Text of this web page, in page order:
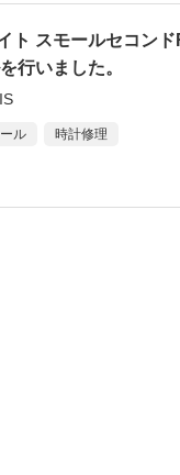
ト スモールセコン
行いました。
ル 時計修理